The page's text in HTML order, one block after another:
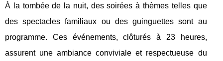
À la tombée de la nuit, des soirées à thèmes telles que
des spectacles familiaux ou des guinguettes sont au
programme. Ces événements, clôturés à 23 heures,
assurent une ambiance conviviale et respectueuse du